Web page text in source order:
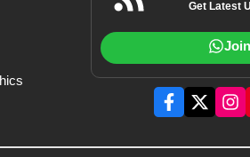
Get Latest